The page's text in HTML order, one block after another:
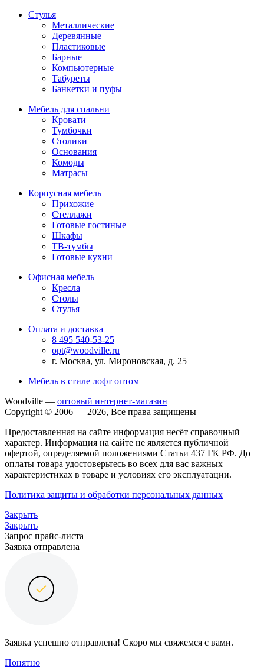
Стулья
Металлические
Деревянные
Пластиковые
Барные
Компьютерные
Табуреты
Банкетки и пуфы
Мебель для спальни
Кровати
Тумбочки
Столики
Основания
Комоды
Матрасы
Корпусная мебель
Прихожие
Стеллажи
Готовые гостиные
Шкафы
ТВ-тумбы
Готовые кухни
Офисная мебель
Кресла
Столы
Стулья
Оплата и доставка
8 495 540-53-25
opt@woodville.ru
г. Москва, ул. Мироновская, д. 25
Мебель в стиле лофт оптом
Woodville — оптовый интернет-магазин
Copyright © 2006 — 2026, Все права защищены
Предоставленная на сайте информация несёт справочный
характер. Информация на сайте не является публичной
офертой, определяемой положениями Статьи 437 ГК РФ. До
оплаты товара удостоверьтесь во всех для вас важных
характеристиках в товаре и условиях его эксплуатации.
Политика защиты и обработки персональных данных
Закрыть
Закрыть
Запрос прайс-листа
Заявка отправлена
Заявка успешно отправлена! Скоро мы свяжемся с вами.
Понятно